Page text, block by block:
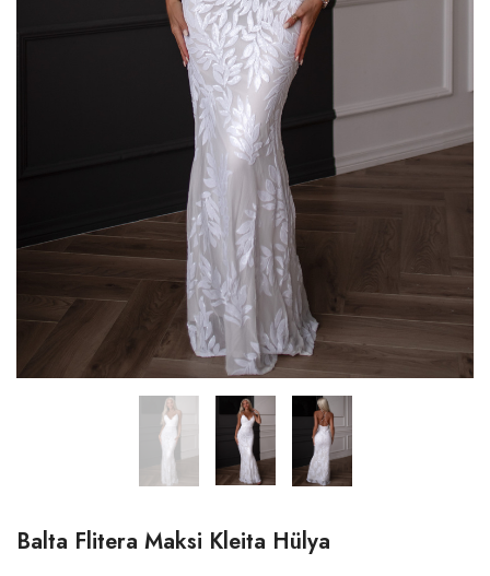
Balta Flitera Maksi Kleita Hülya